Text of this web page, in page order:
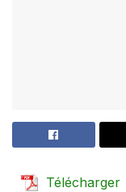
Télécharger